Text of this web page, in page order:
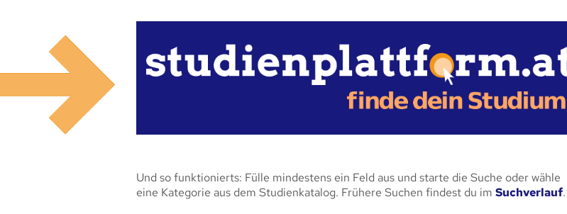
Und so funktionierts: Fülle mindestens ein Feld aus und starte die Suche oder wähle
eine Kategorie aus dem Studienkatalog. Frühere Suchen findest du im Suchverlauf.